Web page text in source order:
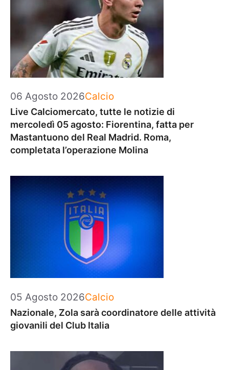
06 Agosto 2026Categorie
Calcio
Live Calciomercato, tutte le notizie di
mercoledì 05 agosto: Fiorentina, fatta per
Mastantuono del Real Madrid. Roma,
completata l’operazione Molina
05 Agosto 2026Categorie
Calcio
Nazionale, Zola sarà coordinatore delle attività
giovanili del Club Italia